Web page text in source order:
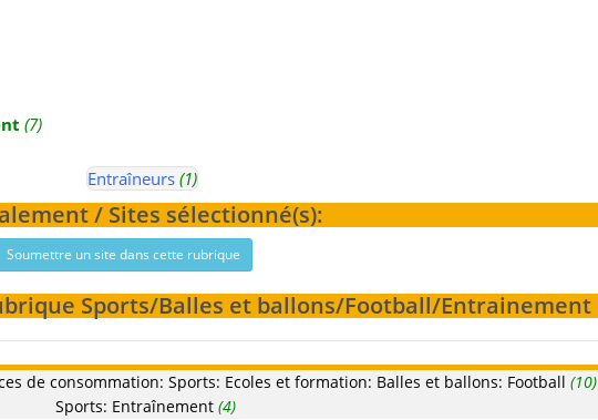
(7)
Entraîneurs (1)
/ Sites sélectionné(s):
Soumettre un site dans cette rubrique
Sports/Balles et ballons/Football/Entrainement
de consommation: Sports: Ecoles et formation: Balles et ballons: Football (10)
Sports: Entraînement (4)